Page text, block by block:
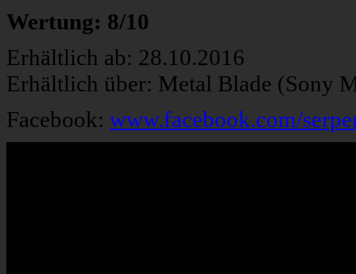
Wertung: 8/10
Erhältlich ab: 28.10.2016
Erhältlich über: Metal Blade (Sony
Facebook: www.facebook.com/